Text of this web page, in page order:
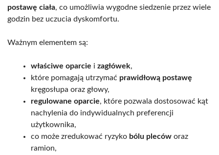
postawę ciała, co umożliwia wygodne siedzenie przez wiele
godzin bez uczucia dyskomfortu.
Ważnym elementem są:
właściwe oparcie i zagłówek,
które pomagają utrzymać prawidłową postawę
kręgosłupa oraz głowy,
regulowane oparcie, które pozwala dostosować kąt
nachylenia do indywidualnych preferencji
użytkownika,
co może zredukować ryzyko bólu pleców oraz
ramion,